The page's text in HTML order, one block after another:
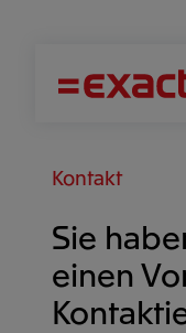
Kontakt
Sie
einen